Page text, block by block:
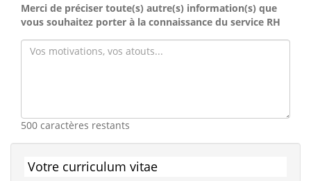
Merci de préciser toute(s) autre(s) information(s) que
vous souhaitez porter à la connaissance du service RH
500 caractères restants
Votre curriculum vitae